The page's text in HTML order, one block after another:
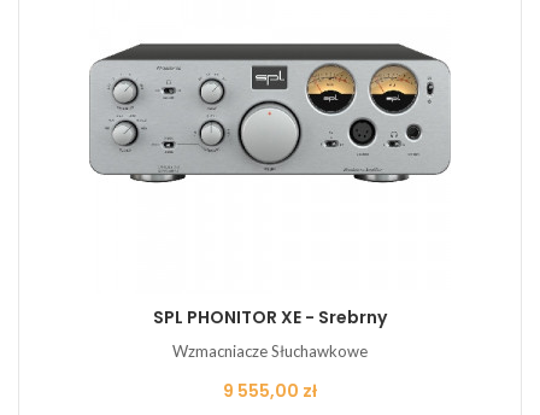
SPL PHONITOR XE - Srebrny
Wzmacniacze Słuchawkowe
Cena
9 555,00 zł